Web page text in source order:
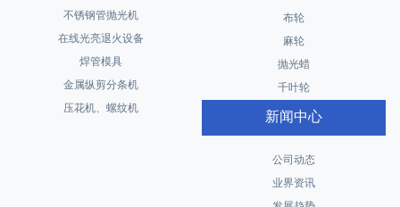
不锈钢管抛光机
在线光亮退火设备
焊管模具
金属纵剪分条机
压花机、螺纹机
布轮
麻轮
抛光蜡
千叶轮
新闻中心
公司动态
业界资讯